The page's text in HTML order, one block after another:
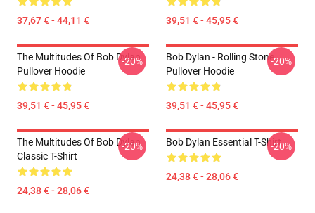
37,67 € - 44,11 € 39,51 € - 45,95 €
The Multitudes Of Bob Dylan
Pullover Hoodie
39,51 € - 45,95 €
-20%
Bob Dylan - Rolling Stone
Pullover Hoodie
39,51 € - 45,95 €
-20%
The Multitudes Of Bob Dylan
Classic T-Shirt
24,38 € - 28,06 €
-20% Bob Dylan Essential T-Shirt
24,38 € - 28,06 €
-20%